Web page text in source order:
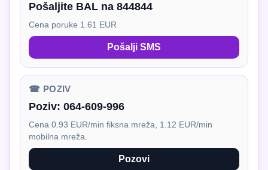
Pošaljite BAL na 844844
Cena poruke 1.61 EUR
Pošalji SMS
☎ POZIV
Poziv: 064-609-996
Cena 0.93 EUR/min fiksna mreža, 1.12 EUR/min
mobilna mreža.
Pozovi